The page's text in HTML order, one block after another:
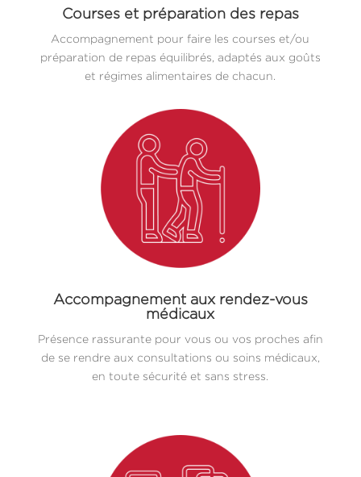
Courses et préparation des repas
Accompagnement pour faire les courses et/ou
préparation de repas équilibrés, adaptés aux goûts
et régimes alimentaires de chacun.
Accompagnement aux rendez-vous
médicaux
Présence rassurante pour vous ou vos proches afin
de se rendre aux consultations ou soins médicaux,
en toute sécurité et sans stress.